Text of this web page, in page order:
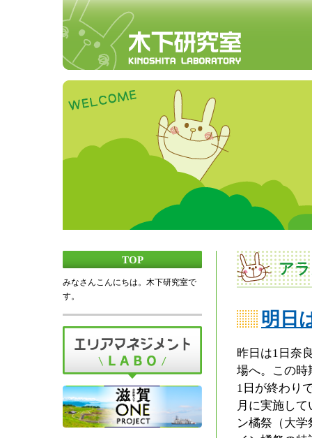
TOP
みなさんこんにちは。木下研究室で
す。
ア
明日
昨日は1日奈
場へ。この時
1日が終わり
月に実施し
ン橘祭（大学